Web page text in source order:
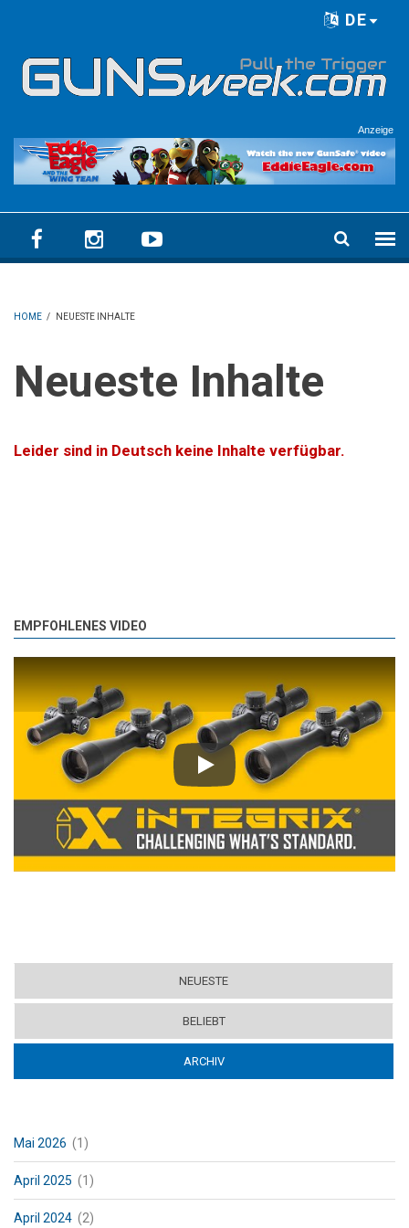
DE
Anzeige
HOME / NEUESTE INHALTE
Neueste Inhalte
Leider sind in Deutsch keine Inhalte verfügbar.
EMPFOHLENES VIDEO
Play
NEUESTE
BELIEBT
ARCHIV(ACTIVE TAB)
Mai 2026 (1)
April 2025 (1)
April 2024 (2)